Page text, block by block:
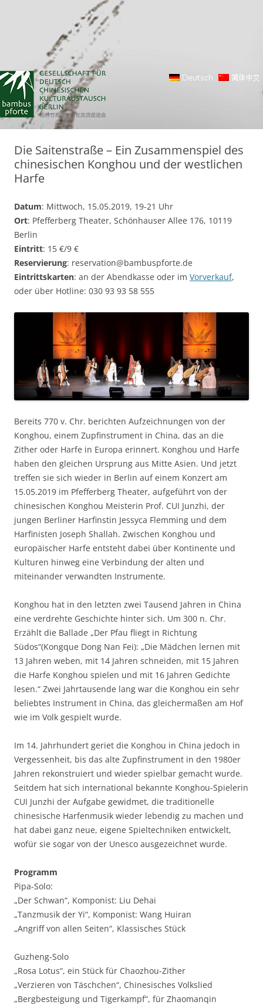
Die Saitenstraße – Ein Zusammenspiel des
chinesischen Konghou und der westlichen
Harfe
Datum: Mittwoch, 15.05.2019, 19-21 Uhr
Ort: Pfefferberg Theater, Schönhauser Allee 176, 10119
Berlin
Eintritt: 15 €/9 €
Reservierung: reservation@bambuspforte.de
Eintrittskarten: an der Abendkasse oder im Vorverkauf,
oder über Hotline: 030 93 93 58 555
Bereits 770 v. Chr. berichten Aufzeichnungen von der
Konghou, einem Zupfinstrument in China, das an die
Zither oder Harfe in Europa erinnert. Konghou und Harfe
haben den gleichen Ursprung aus Mitte Asien. Und jetzt
treffen sie sich wieder in Berlin auf einem Konzert am
15.05.2019 im Pfefferberg Theater, aufgeführt von der
chinesischen Konghou Meisterin Prof. CUI Junzhi, der
jungen Berliner Harfinstin Jessyca Flemming und dem
Harfinisten Joseph Shallah. Zwischen Konghou und
europäischer Harfe entsteht dabei über Kontinente und
Kulturen hinweg eine Verbindung der alten und
miteinander verwandten Instrumente.
Konghou hat in den letzten zwei Tausend Jahren in China
eine verdrehte Geschichte hinter sich. Um 300 n. Chr.
Erzählt die Ballade „Der Pfau fliegt in Richtung
Südos“(Kongque Dong Nan Fei): „Die Mädchen lernen mit
13 Jahren weben, mit 14 Jahren schneiden, mit 15 Jahren
die Harfe Konghou spielen und mit 16 Jahren Gedichte
lesen.“ Zwei Jahrtausende lang war die Konghou ein sehr
beliebtes Instrument in China, das gleichermaßen am Hof
wie im Volk gespielt wurde.
Im 14. Jahrhundert geriet die Konghou in China jedoch in
Vergessenheit, bis das alte Zupfinstrument in den 1980er
Jahren rekonstruiert und wieder spielbar gemacht wurde.
Seitdem hat sich international bekannte Konghou-Spielerin
CUI Junzhi der Aufgabe gewidmet, die traditionelle
chinesische Harfenmusik wieder lebendig zu machen und
hat dabei ganz neue, eigene Spieltechniken entwickelt,
wofür sie sogar von der Unesco ausgezeichnet wurde.
Programm
Pipa-Solo:
„Der Schwan“, Komponist: Liu Dehai
„Tanzmusik der Yi“, Komponist: Wang Huiran
„Angriff von allen Seiten“, Klassisches Stück
Guzheng-Solo
„Rosa Lotus“, ein Stück für Chaozhou-Zither
„Verzieren von Täschchen“, Chinesisches Volkslied
„Bergbesteigung und Tigerkampf“, für Zhaomanqin